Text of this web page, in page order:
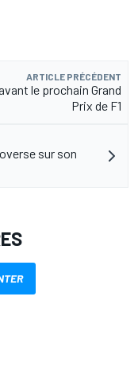
ARTICLE PRÉCÉDENT
le prochain Grand
Prix de F1
sur son